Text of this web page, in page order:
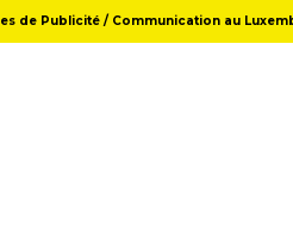
de Publicité / Communication au